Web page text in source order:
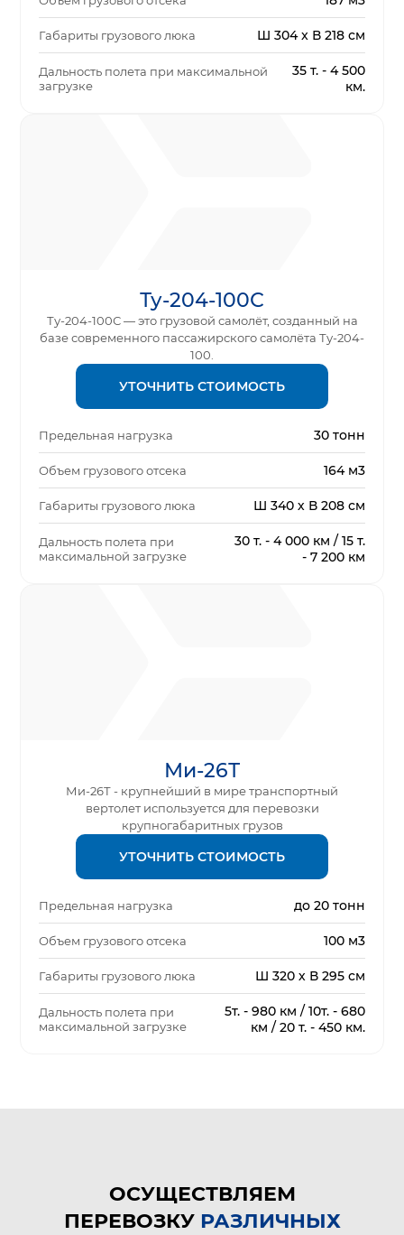
Габариты грузового люка Ш 304 x В 218 см
Дальность полета при максимальной
загрузке
35 т. - 4 500
км.
Ту-204-100С
Ту-204-100С — это грузовой самолёт, созданный на
базе современного пассажирского самолёта Ту-204-
100.
УТОЧНИТЬ СТОИМОСТЬ
Предельная нагрузка 30 тонн
Объем грузового отсека 164 м3
Габариты грузового люка Ш 340 х В 208 см
Дальность полета при
максимальной загрузке
30 т. - 4 000 км / 15 т.
- 7 200 км
Ми-26Т
Ми-26Т - крупнейший в мире транспортный
вертолет используется для перевозки
крупногабаритных грузов
УТОЧНИТЬ СТОИМОСТЬ
Предельная нагрузка до 20 тонн
Объем грузового отсека 100 м3
Габариты грузового люка Ш 320 х В 295 см
Дальность полета при
максимальной загрузке
5т. - 980 км / 10т. - 680
км / 20 т. - 450 км.
ОСУЩЕСТВЛЯЕМ
ПЕРЕВОЗКУРАЗЛИЧНЫХ